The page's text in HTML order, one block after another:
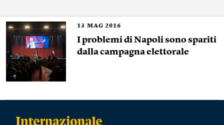
13 MAG 2016
I problemi di Napoli sono spariti
dalla campagna elettorale